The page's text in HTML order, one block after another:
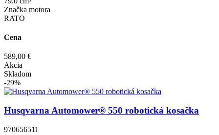
Značka motora
RATO
Cena
589,00 €
Akcia
Skladom
-29%
Husqvarna Automower® 550 robotická kosačka
970656511